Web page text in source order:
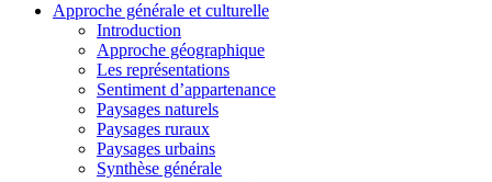
Approche générale et culturelle
Introduction
Approche géographique
Les représentations
Sentiment d’appartenance
Paysages naturels
Paysages ruraux
Paysages urbains
Synthèse générale